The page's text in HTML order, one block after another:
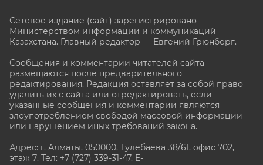
Сетевое издание (сайт) зарегистрировано
Министерством информации и коммуникаций
Казахстана. Главный редактор — Евгений Грюнберг.
Сообщения и комментарии читателей сайта
размещаются после предварительного
редактирования. Редакция оставляет за собой право
удалить их с сайта или отредактировать, если
указанные сообщения и комментарии являются
злоупотреблением свободой массовой информации
или нарушением иных требований закона.
Адрес: г. Алматы, 050000, Тулебаева 38/61, офис 702,
этаж 7. Тел: +7 (727) 339-31-47. E-